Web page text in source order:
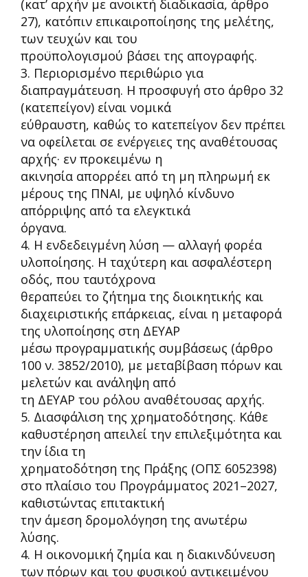
(κατ’ αρχήν με ανοικτή διαδικασία, άρθρο
27), κατόπιν επικαιροποίησης της μελέτης,
των τευχών και του
προϋπολογισμού βάσει της απογραφής.
3. Περιορισμένο περιθώριο για
διαπραγμάτευση. Η προσφυγή στο άρθρο 32
(κατεπείγον) είναι νομικά
εύθραυστη, καθώς το κατεπείγον δεν πρέπει
να οφείλεται σε ενέργειες της αναθέτουσας
αρχής· εν προκειμένω η
ακινησία απορρέει από τη μη πληρωμή εκ
μέρους της ΠΝΑΙ, με υψηλό κίνδυνο
απόρριψης από τα ελεγκτικά
όργανα.
4. Η ενδεδειγμένη λύση — αλλαγή φορέα
υλοποίησης. Η ταχύτερη και ασφαλέστερη
οδός, που ταυτόχρονα
θεραπεύει το ζήτημα της διοικητικής και
διαχειριστικής επάρκειας, είναι η μεταφορά
της υλοποίησης στη ΔΕΥΑΡ
μέσω προγραμματικής συμβάσεως (άρθρο
100 ν. 3852/2010), με μεταβίβαση πόρων και
μελετών και ανάληψη από
τη ΔΕΥΑΡ του ρόλου αναθέτουσας αρχής.
5. Διασφάλιση της χρηματοδότησης. Κάθε
καθυστέρηση απειλεί την επιλεξιμότητα και
την ίδια τη
χρηματοδότηση της Πράξης (ΟΠΣ 6052398)
στο πλαίσιο του Προγράμματος 2021–2027,
καθιστώντας επιτακτική
την άμεση δρομολόγηση της ανωτέρω
λύσης.
4. Η οικονομική ζημία και η διακινδύνευση
των πόρων και του φυσικού αντικειμένου